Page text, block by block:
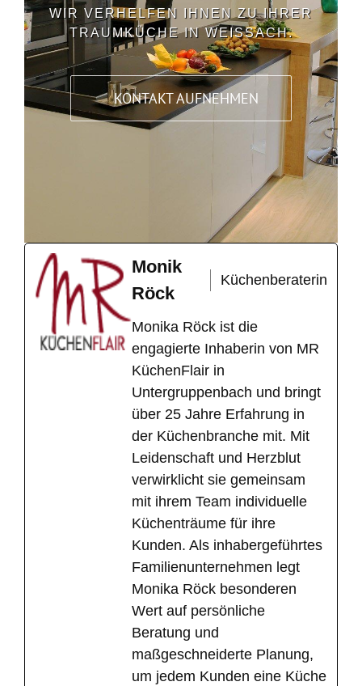
WIR VERHELFEN IHNEN ZU IHRER
TRAUMKÜCHE IN WEISSACH.
KONTAKT AUFNEHMEN
Monik
Röck
Küchenberaterin
Monika Röck ist die
engagierte Inhaberin von MR
KüchenFlair in
Untergruppenbach und bringt
über 25 Jahre Erfahrung in
der Küchenbranche mit. Mit
Leidenschaft und Herzblut
verwirklicht sie gemeinsam
mit ihrem Team individuelle
Küchenträume für ihre
Kunden. Als inhabergeführtes
Familienunternehmen legt
Monika Röck besonderen
Wert auf persönliche
Beratung und
maßgeschneiderte Planung,
um jedem Kunden eine Küche